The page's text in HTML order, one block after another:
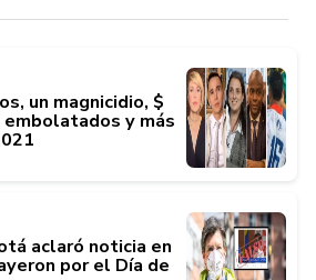
un magnicidio, $
y más
aclaró noticia en
por el Día de